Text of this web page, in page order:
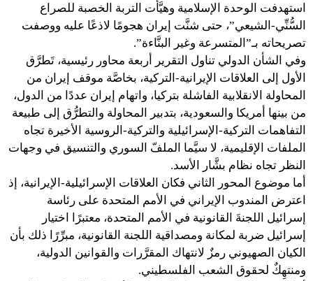
استهدفت الوحدة الإسلامية وهيَّأت التربة الخصبة للصراع
السُّنِّي-الشيعي”، حتى شنَّت إيران هجومًا لاذعًا عليه ووصفت
تصريحاته بـ”المتسرعة وغير البنَّاءة”.
وفي الشأن الدولي تناول التقرير أربعة محاور رئيسية، تَطرَّق
الأول إلى العلاقات الإيرانية-التركية، بخاصَّة موقف إيران من
المحاولة الانقلابية الفاشلة بتركيا، واتهام إيران عددًا من الدول،
من بينها أمريكا والسعودية، بتدبير المحاولة والتطرُّق إلى طبيعة
التفاهمات التركية-الإسرائيلية والتركية-الروسية الأخيرة تجاه
الملفات الإقليمية، لا سيَّما الملفّ السوري والتنسيق في وجهات
النظر تجاه نظام بشَّار الأسد.
أما موضوع المحور الثاني فكان العلاقات الإسرائيلية-الإيرانية، إذ
اعترض المندوب الإيراني في الأمم المتحدة على رئاسة
إسرائيل اللجنةَ القانونية في الأمم المتحدة، معتبرًا اختيار
إسرائيل ضربة لمكانة ومصداقية اللجنة القانونية، مبرِّرًا ذلك بأن
الكيان الصهيوني رمزٌ لانتهاك المقرَّرات والقوانين الدولية،
ومنتهِكٌ لحقوق الشعب الفلسطيني.